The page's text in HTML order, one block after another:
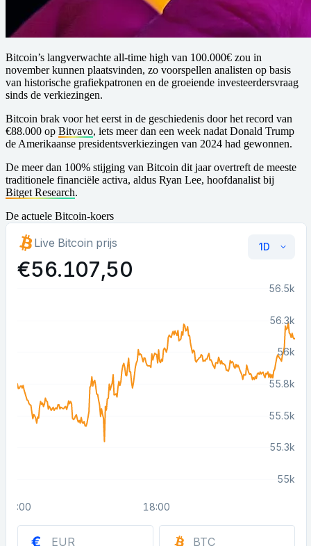
Bitcoin’s langverwachte all-time high van 100.000€ zou in
november kunnen plaatsvinden, zo voorspellen analisten op basis
van historische grafiekpatronen en de groeiende investeerdersvraag
sinds de verkiezingen.
Bitcoin brak voor het eerst in de geschiedenis door het record van
€88.000 op Bitvavo, iets meer dan een week nadat Donald Trump
de Amerikaanse presidentsverkiezingen van 2024 had gewonnen.
De meer dan 100% stijging van Bitcoin dit jaar overtreft de meeste
traditionele financiële activa, aldus Ryan Lee, hoofdanalist bij
Bitget Research.
De actuele Bitcoin-koers